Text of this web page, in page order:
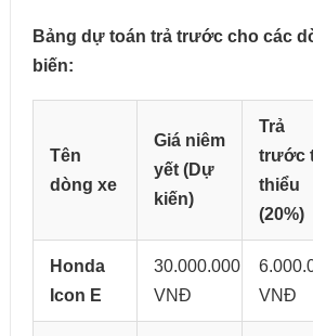
Bảng dự toán trả trước cho các
biến:
Tên
dòng xe
Giá niêm
yết (Dự
kiến)
Trả
trước
thiểu
(20%)
Honda
Icon E
30.000.000
VNĐ
VNĐ